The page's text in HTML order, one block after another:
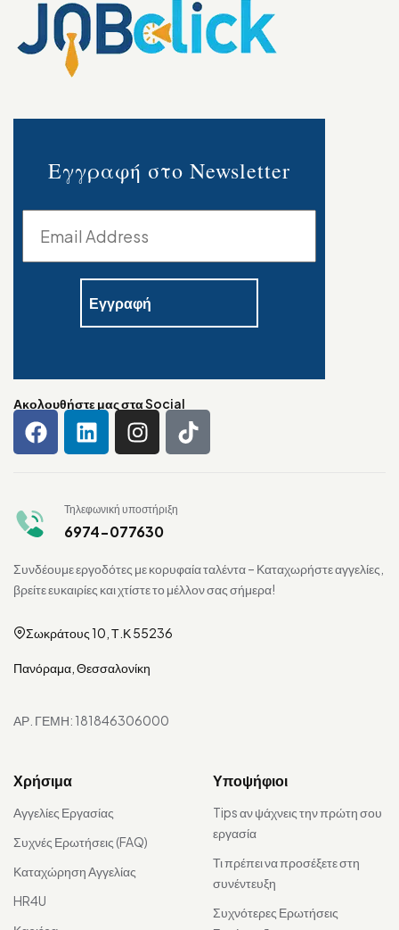
Εγγραφή στο Newsletter
Ακολουθήστε μας στα Social
Τηλεφωνική υποστήριξη
6974-077630
Συνδέουμε εργοδότες με κορυφαία ταλέντα – Καταχωρήστε αγγελίες,
βρείτε ευκαιρίες και χτίστε το μέλλον σας σήμερα!
Σωκράτους 10, Τ.Κ 55236
Πανόραμα, Θεσσαλονίκη
ΑΡ. ΓΕΜΗ: 181846306000
Χρήσιμα
Αγγελίες Εργασίας
Συχνές Ερωτήσεις (FAQ)
Καταχώρηση Αγγελίας
HR4U
Υποψήφιοι
Tips αν ψάχνεις την πρώτη σου
εργασία
Τι πρέπει να προσέξετε στη
συνέντευξη
Συχνότερες Ερωτήσεις